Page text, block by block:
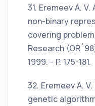
31. Eremeev A.
non-binary
covering
Research
1999. - P. 175-181.
32. Eremeev A.
genetic